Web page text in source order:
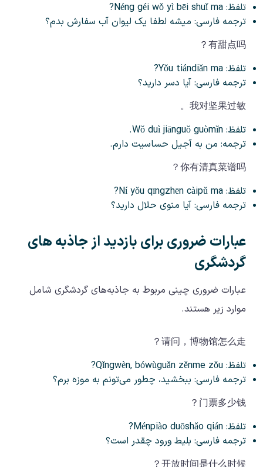
تلفظ: Néng géi wǒ yì bēi shuǐ ma?
ترجمه فارسی: میشه لطفا یک لیوان آب سفارش بدم؟
有甜点吗？
تلفظ: Yǒu tiándiǎn ma?
ترجمه فارسی: آیا دسر دارید؟
我对坚果过敏。
تلفظ: Wǒ duì jiānguǒ guòmǐn.
ترجمه: من به آجیل حساسیت دارم.
你有清真菜谱吗？
تلفظ: Ní yǒu qīngzhēn càipǔ ma?
ترجمه فارسی: آیا منوی حلال دارید؟
عبارات ضروری برای بازدید از جاذبه‌ های
گردشگری
عبارات ضروری چینی مربوط به جاذبه‌های گردشگری شامل
موارد زیر هستند.
请问，博物馆怎么走？
تلفظ: Qǐngwèn, bówùguǎn zěnme zǒu?
ترجمه فارسی: ببخشید، چطور می‌تونم به موزه برم؟
门票多少钱？
تلفظ: Ménpiào duōshǎo qián?
ترجمه فارسی: بلیط ورود چقدر است؟